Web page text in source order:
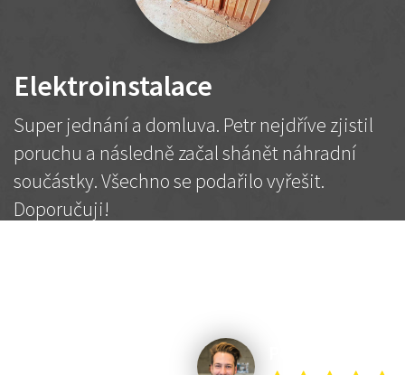
Elektroinstalace
Super jednání a domluva. Petr nejdříve zjistil
poruchu a následně začal shánět náhradní
součástky. Všechno se podařilo vyřešit.
Doporučuji!